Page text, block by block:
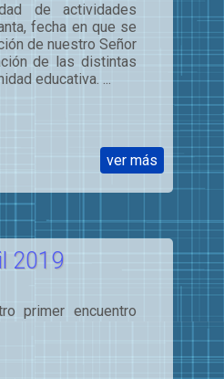
de actividades
fecha en que se
de nuestro Señor
de las distintas
educativa. ...
ver más
2019
primer encuentro